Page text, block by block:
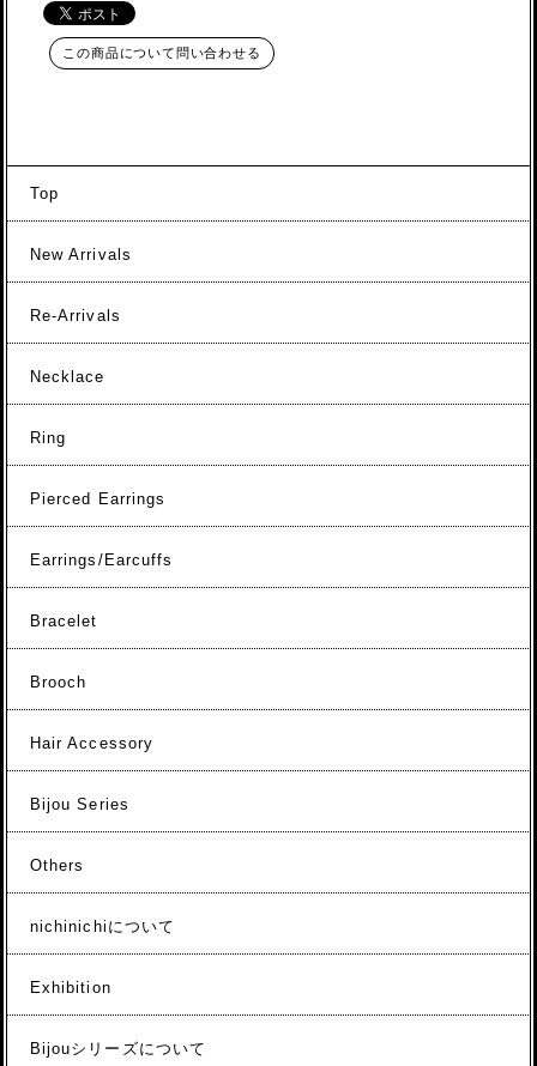
この商品について問い合わせる
Top
New Arrivals
Re-Arrivals
Necklace
Ring
Pierced Earrings
Earrings/Earcuffs
Bracelet
Brooch
Hair Accessory
Bijou Series
Others
nichinichiについて
Exhibition
Bijouシリーズについて